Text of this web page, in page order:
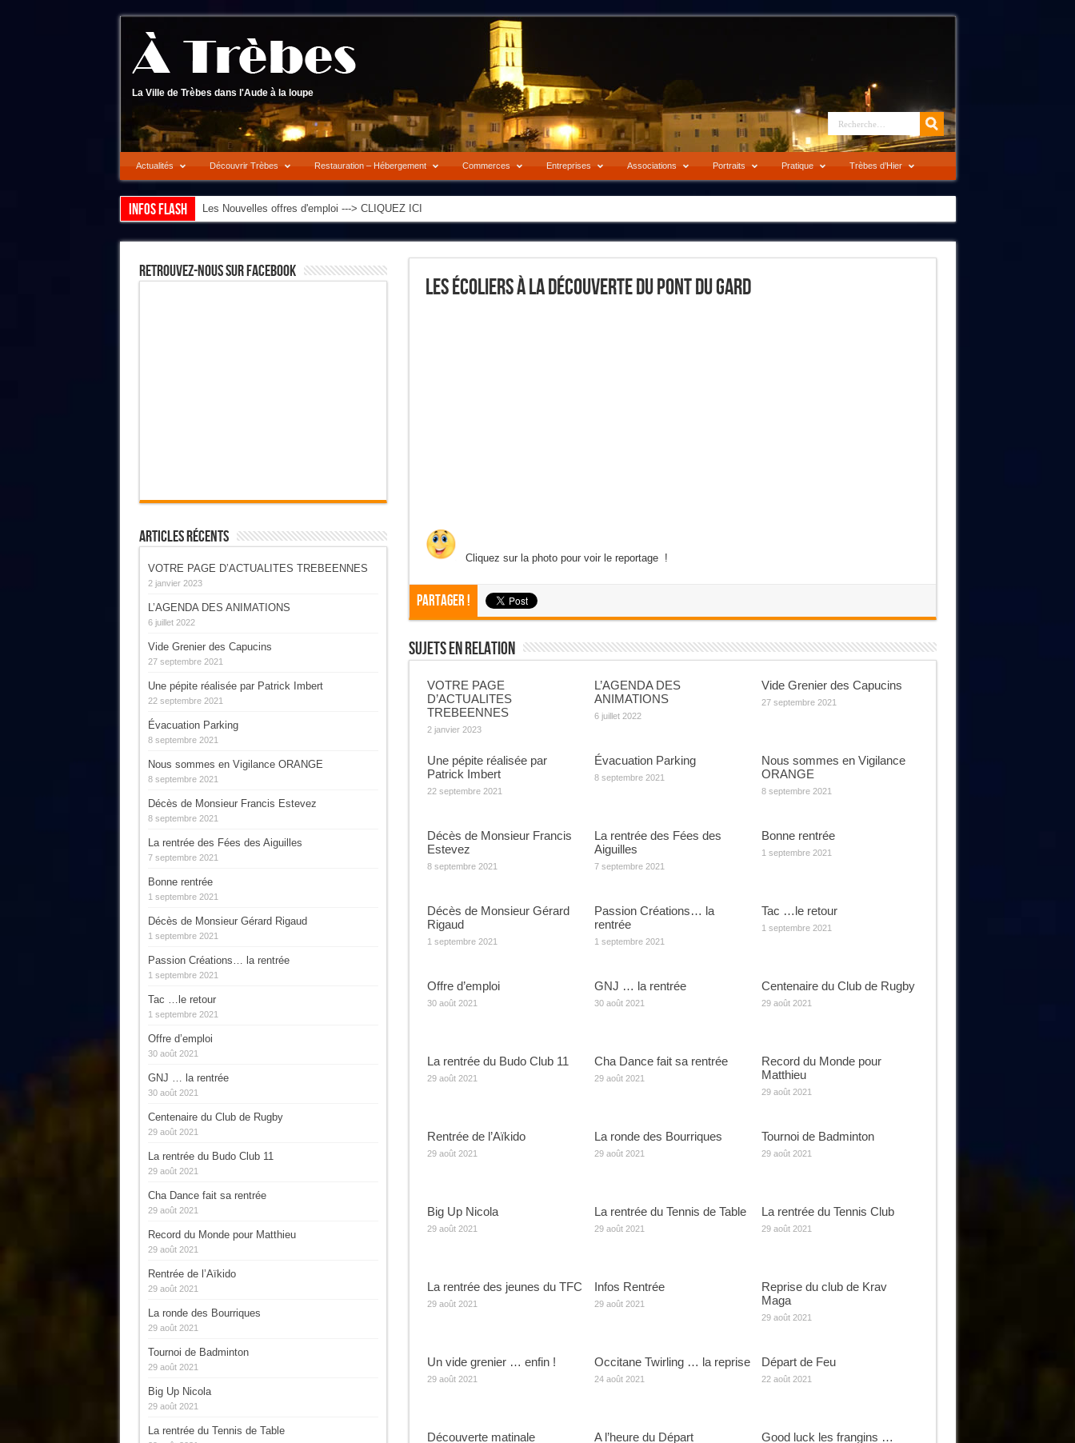
La Ville de Trèbes dans l'Aude à la loupe
Actualités Découvrir Trèbes Restauration – Hébergement Commerces Entreprises Associations Portraits Pratique Trèbes d’Hier
Infos flash Les Nouvelles offres d'emploi ---> CLIQUEZ ICI
Les Écoliers À La Découverte Du Pont Du Gard
Cliquez sur la photo pour voir le reportage !
Partager !
Sujets En Relation
VOTRE PAGE
D’ACTUALITES
TREBEENNES
2 janvier 2023
L’AGENDA DES
ANIMATIONS
6 juillet 2022
Vide Grenier des Capucins
27 septembre 2021
Une pépite réalisée par
Patrick Imbert
22 septembre 2021
Évacuation Parking
8 septembre 2021
Nous sommes en Vigilance
ORANGE
8 septembre 2021
Décès de Monsieur Francis
Estevez
8 septembre 2021
La rentrée des Fées des
Aiguilles
7 septembre 2021
Bonne rentrée
1 septembre 2021
Décès de Monsieur Gérard
Rigaud
1 septembre 2021
Passion Créations… la
rentrée
1 septembre 2021
Tac …le retour
1 septembre 2021
Offre d’emploi
30 août 2021
GNJ … la rentrée
30 août 2021
Centenaire du Club de Rugby
29 août 2021
La rentrée du Budo Club 11
29 août 2021
Cha Dance fait sa rentrée
29 août 2021
Record du Monde pour
Matthieu
29 août 2021
Rentrée de l’Aïkido
29 août 2021
La ronde des Bourriques
29 août 2021
Tournoi de Badminton
29 août 2021
Big Up Nicola
29 août 2021
La rentrée du Tennis de Table
29 août 2021
La rentrée du Tennis Club
29 août 2021
La rentrée des jeunes du TFC
29 août 2021
Infos Rentrée
29 août 2021
Reprise du club de Krav
Maga
29 août 2021
Un vide grenier … enfin !
29 août 2021
Occitane Twirling … la reprise
24 août 2021
Départ de Feu
22 août 2021
Découverte matinale A l’heure du Départ Good luck les frangins …
Retrouvez-Nous Sur Facebook
Articles Récents
VOTRE PAGE D’ACTUALITES TREBEENNES
2 janvier 2023
L’AGENDA DES ANIMATIONS
6 juillet 2022
Vide Grenier des Capucins
27 septembre 2021
Une pépite réalisée par Patrick Imbert
22 septembre 2021
Évacuation Parking
8 septembre 2021
Nous sommes en Vigilance ORANGE
8 septembre 2021
Décès de Monsieur Francis Estevez
8 septembre 2021
La rentrée des Fées des Aiguilles
7 septembre 2021
Bonne rentrée
1 septembre 2021
Décès de Monsieur Gérard Rigaud
1 septembre 2021
Passion Créations… la rentrée
1 septembre 2021
Tac …le retour
1 septembre 2021
Offre d’emploi
30 août 2021
GNJ … la rentrée
30 août 2021
Centenaire du Club de Rugby
29 août 2021
La rentrée du Budo Club 11
29 août 2021
Cha Dance fait sa rentrée
29 août 2021
Record du Monde pour Matthieu
29 août 2021
Rentrée de l’Aïkido
29 août 2021
La ronde des Bourriques
29 août 2021
Tournoi de Badminton
29 août 2021
Big Up Nicola
29 août 2021
La rentrée du Tennis de Table